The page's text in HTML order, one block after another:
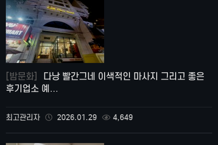
[밤문화]
후기업소 예…
최고관리자 2026.01.29 4,649